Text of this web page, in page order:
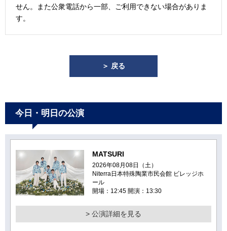
せん。また公衆電話から一部、ご利用できない場合がありま
す。
＞ 戻る
今日・明日の公演
MATSURI
2026年08月08日（土）
Niterra日本特殊陶業市民会館 ビレッジホ
ール
開場：12:45 開演：13:30
> 公演詳細を見る